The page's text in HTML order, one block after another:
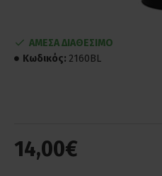
14,00€
ΑΜΕΣΑ ΔΙΑΘΕΣΙΜΟ
Κωδικός: 2160BL